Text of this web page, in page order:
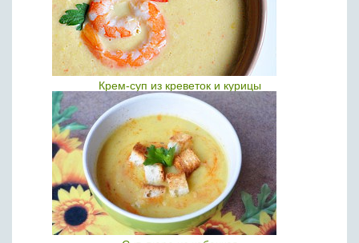
Крем-суп из креветок и курицы